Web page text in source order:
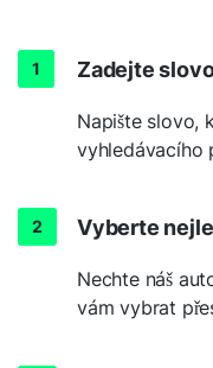
Zadejte
Napište slovo,
vyhledávacího
Vyberte
Nechte náš
vám vybrat